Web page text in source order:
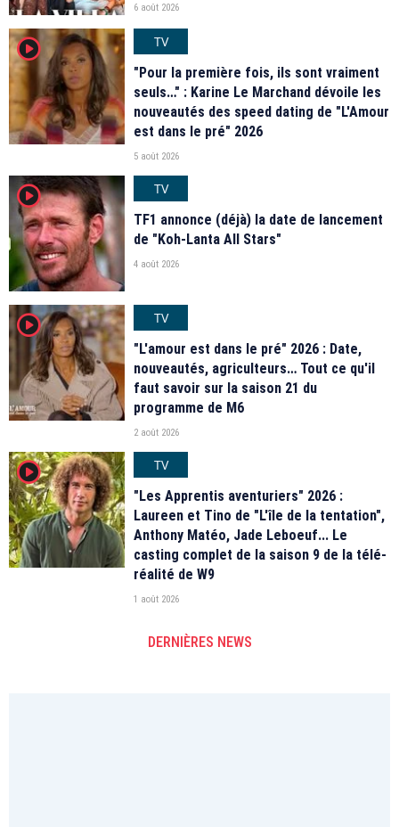
6 août 2026
player2
TV
"Pour la première fois, ils sont vraiment
seuls…" : Karine Le Marchand dévoile les
nouveautés des speed dating de "L'Amour
est dans le pré" 2026
5 août 2026
player2
TV
TF1 annonce (déjà) la date de lancement
de "Koh-Lanta All Stars"
4 août 2026
player2
TV
"L'amour est dans le pré" 2026 : Date,
nouveautés, agriculteurs… Tout ce qu'il
faut savoir sur la saison 21 du
programme de M6
2 août 2026
player2
TV
"Les Apprentis aventuriers" 2026 :
Laureen et Tino de "L'île de la tentation",
Anthony Matéo, Jade Leboeuf... Le
casting complet de la saison 9 de la télé-
réalité de W9
1 août 2026
DERNIÈRES NEWS